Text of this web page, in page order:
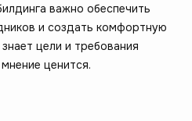
важно обеспечить
и создать комфортную
цели и требования
ценится.